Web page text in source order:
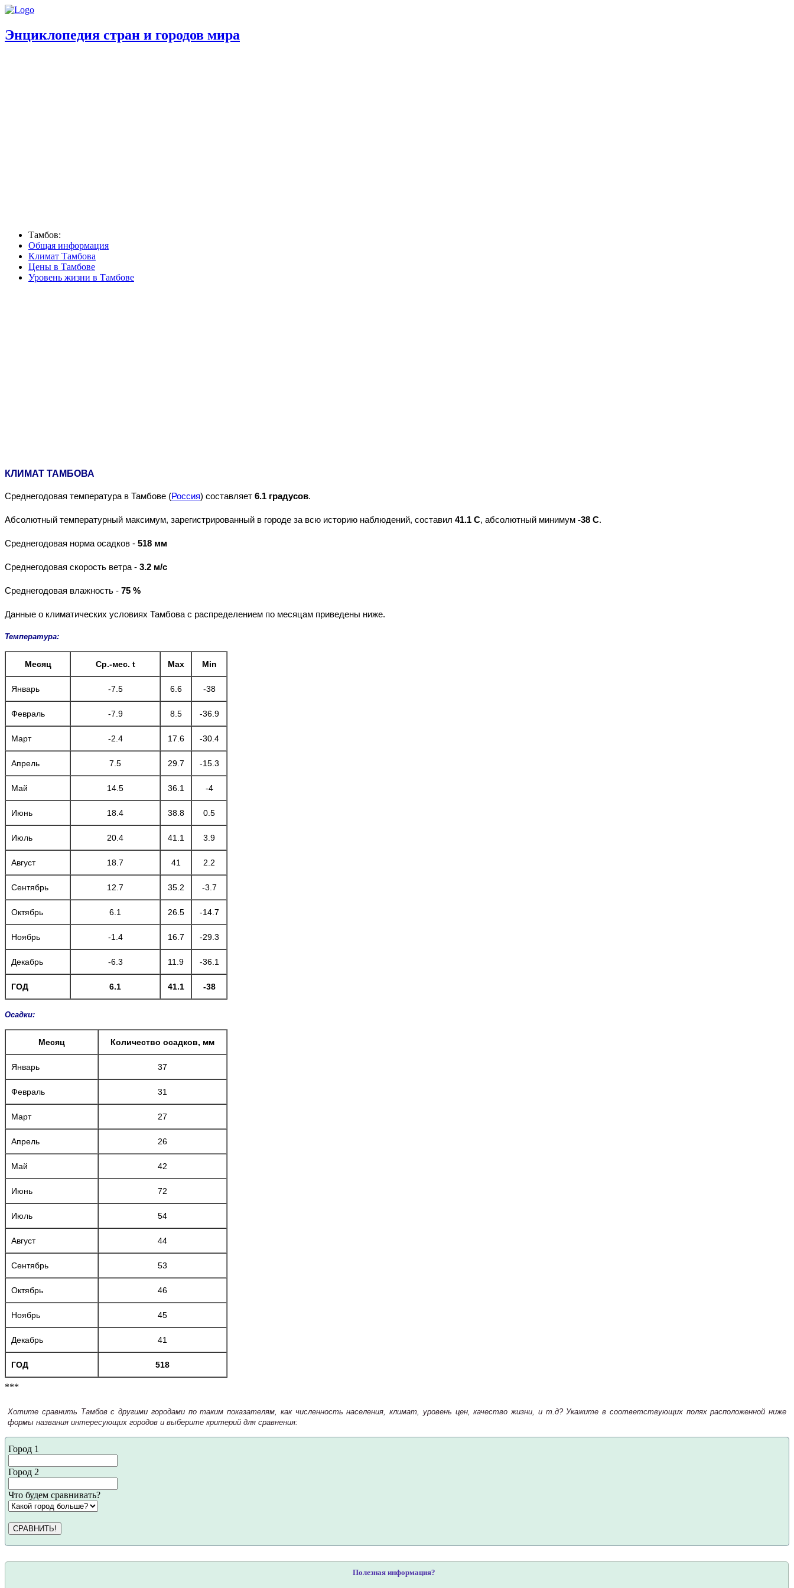
Энциклопедия стран и городов мира
Тамбов:
Общая информация
Климат Тамбова
Цены в Тамбове
Уровень жизни в Тамбове
КЛИМАТ ТАМБОВА
Среднегодовая температура в Тамбове (Россия) составляет 6.1 градусов.
Абсолютный температурный максимум, зарегистрированный в городе за всю историю наблюдений, составил 41.1 С, абсолютный минимум -38 С.
Среднегодовая норма осадков - 518 мм
Среднегодовая скорость ветра - 3.2 м/с
Среднегодовая влажность - 75 %
Данные о климатических условиях Тамбова с распределением по месяцам приведены ниже.
Температура:
Месяц Ср.-мес. t Max Min
Январь -7.5 6.6 -38
Февраль -7.9 8.5 -36.9
Март -2.4 17.6 -30.4
Апрель 7.5 29.7 -15.3
Май 14.5 36.1 -4
Июнь 18.4 38.8 0.5
Июль 20.4 41.1 3.9
Август 18.7 41 2.2
Сентябрь 12.7 35.2 -3.7
Октябрь 6.1 26.5 -14.7
Ноябрь -1.4 16.7 -29.3
Декабрь -6.3 11.9 -36.1
ГОД 6.1 41.1 -38
Осадки:
Месяц Количество осадков, мм
Январь 37
Февраль 31
Март 27
Апрель 26
Май 42
Июнь 72
Июль 54
Август 44
Сентябрь 53
Октябрь 46
Ноябрь 45
Декабрь 41
ГОД 518
***
Хотите сравнить Тамбов с другими городами по таким показателям, как численность населения, климат, уровень цен, качество жизни, и т.д? Укажите в соответствующих полях расположенной ниже
формы названия интересующих городов и выберите критерий для сравнения:
Город 1
Город 2
Что будем сравнивать?
СРАВНИТЬ!
Полезная информация?